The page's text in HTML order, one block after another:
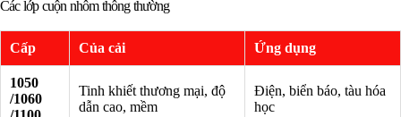
Các lớp cuộn nhôm thông thường
Cấp Của cải Ứng dụng
1050
/1060
Tinh khiết thương mại, độ
dẫn cao, mềm
Điện, biển báo, tàu hóa
học